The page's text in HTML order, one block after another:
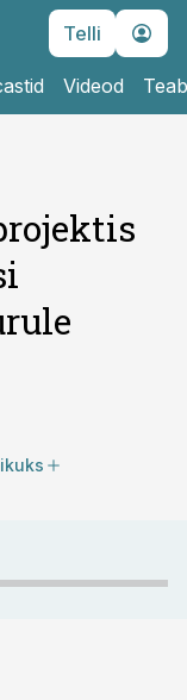
Telli
Videod